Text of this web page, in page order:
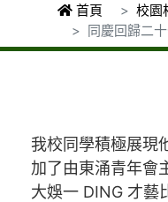
首頁
校園
同慶回歸二
我校同學積極展現
加了由東涌青年會
大娛一 DING 才藝